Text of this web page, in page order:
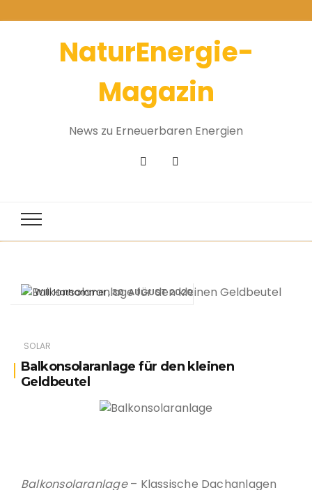
NaturEnergie-
Magazin
News zu Erneuerbaren Energien
SOLAR
Balkonsolaranlage für den kleinen
Geldbeutel
Willi Harhammer 30. AUGUST 2020
Balkonsolaranlage– Klassische Dachanlagen